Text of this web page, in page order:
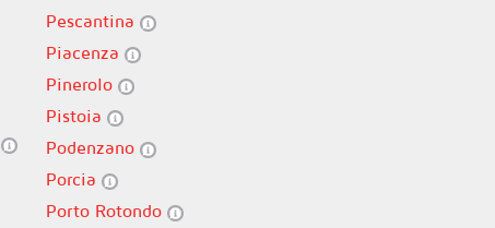
Pescantina
Piacenza
Pinerolo
Pistoia
Podenzano
Porcia
Porto Rotondo